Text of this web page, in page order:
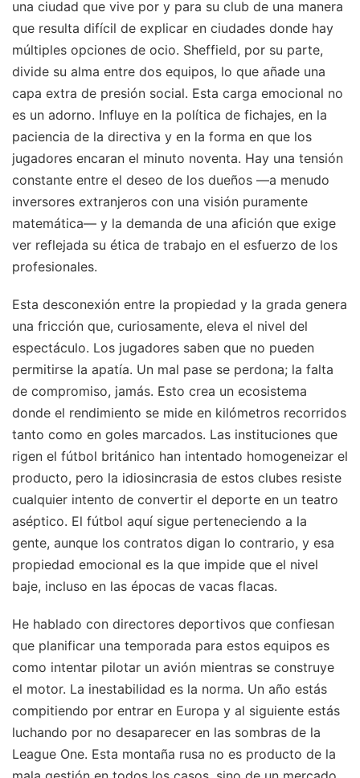
una ciudad que vive por y para su club de una manera
que resulta difícil de explicar en ciudades donde hay
múltiples opciones de ocio. Sheffield, por su parte,
divide su alma entre dos equipos, lo que añade una
capa extra de presión social. Esta carga emocional no
es un adorno. Influye en la política de fichajes, en la
paciencia de la directiva y en la forma en que los
jugadores encaran el minuto noventa. Hay una tensión
constante entre el deseo de los dueños —a menudo
inversores extranjeros con una visión puramente
matemática— y la demanda de una afición que exige
ver reflejada su ética de trabajo en el esfuerzo de los
profesionales.
Esta desconexión entre la propiedad y la grada genera
una fricción que, curiosamente, eleva el nivel del
espectáculo. Los jugadores saben que no pueden
permitirse la apatía. Un mal pase se perdona; la falta
de compromiso, jamás. Esto crea un ecosistema
donde el rendimiento se mide en kilómetros recorridos
tanto como en goles marcados. Las instituciones que
rigen el fútbol británico han intentado homogeneizar el
producto, pero la idiosincrasia de estos clubes resiste
cualquier intento de convertir el deporte en un teatro
aséptico. El fútbol aquí sigue perteneciendo a la
gente, aunque los contratos digan lo contrario, y esa
propiedad emocional es la que impide que el nivel
baje, incluso en las épocas de vacas flacas.
He hablado con directores deportivos que confiesan
que planificar una temporada para estos equipos es
como intentar pilotar un avión mientras se construye
el motor. La inestabilidad es la norma. Un año estás
compitiendo por entrar en Europa y al siguiente estás
luchando por no desaparecer en las sombras de la
League One. Esta montaña rusa no es producto de la